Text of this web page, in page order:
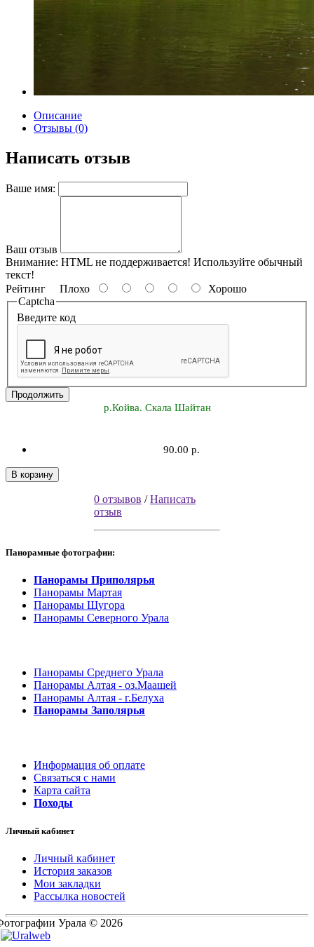
Описание
Отзывы (0)
Написать отзыв
Ваше имя:
Ваш отзыв
Внимание: HTML не поддерживается! Используйте обычный
текст!
Рейтинг Плохо
Хорошо
Captcha
Введите код
Продолжить
р.Койва. Скала Шайтан
90.00 р.
В корзину
0 отзывов /Написать
отзыв
Панорамные фотографии:
Панорамы Приполярья
Панорамы Мартая
Панорамы Щугора
Панорамы Северного Урала
Панорамы Среднего Урала
Панорамы Алтая - оз.Маашей
Панорамы Алтая - г.Белуха
Панорамы Заполярья
Информация об оплате
Связаться с нами
Карта сайта
Походы
Личный кабинет
Личный кабинет
История заказов
Мои закладки
Рассылка новостей
Урала © 2026